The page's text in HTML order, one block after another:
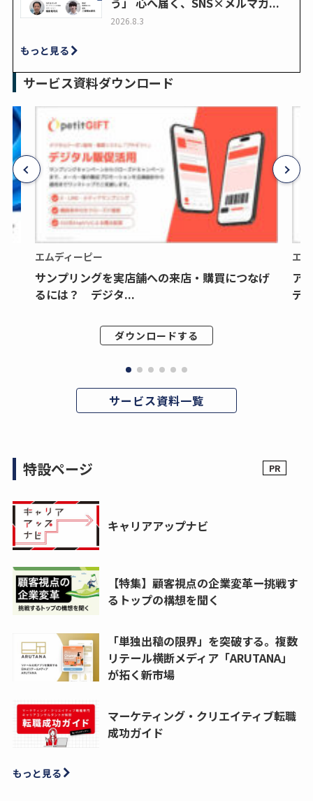
2026.8.3
もっと見る
サービス資料ダウンロード
エムディーピー
サンプリングを実店舗への来店・購買につなげ
るには？ デジタ...
ダウンロードする
エ
ア
デ
サービス資料一覧
特設ページ
キャリアアップナビ
【特集】顧客視点の企業変革ー挑戦す
るトップの構想を聞く
「単独出稿の限界」を突破する。複数
リテール横断メディア「ARUTANA」
が拓く新市場
マーケティング・クリエイティブ転職
成功ガイド
もっと見る